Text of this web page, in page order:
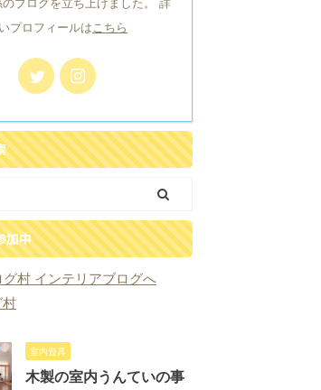
のブログを立ち上げました。 詳
プロフィールはこちら
加中
室内遊具
木製の室内うんていの事